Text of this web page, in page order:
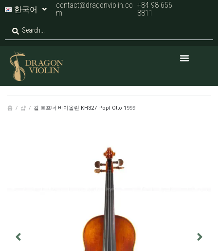
한국어
contact@dragonviolin.co
m
+84 98 656
8811
홈 / 샵 / 칼 호프너 바이올린 KH327 Popl Otto 1999